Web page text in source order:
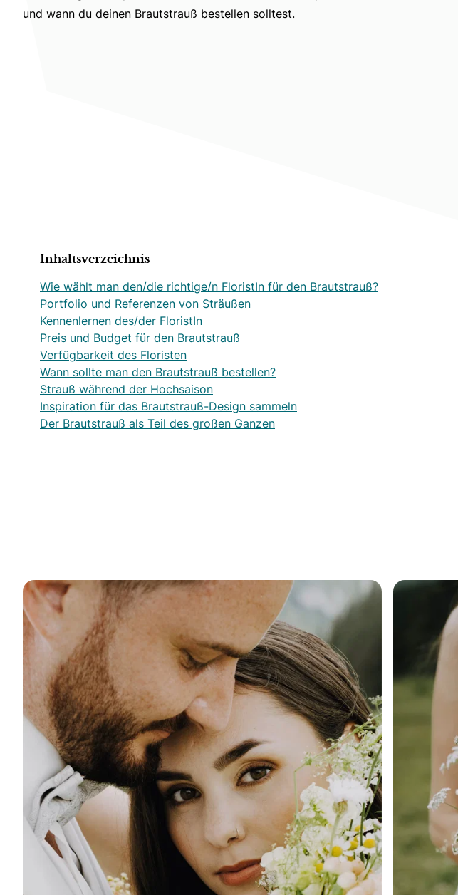
und wann du deinen Brautstrauß bestellen solltest.
Inhaltsverzeichnis
Wie wählt man den/die richtige/n FloristIn für den Brautstrauß?
Portfolio und Referenzen von Sträußen
Kennenlernen des/der FloristIn
Preis und Budget für den Brautstrauß
Verfügbarkeit des Floristen
Wann sollte man den Brautstrauß bestellen?
Strauß während der Hochsaison
Inspiration für das Brautstrauß-Design sammeln
Der Brautstrauß als Teil des großen Ganzen